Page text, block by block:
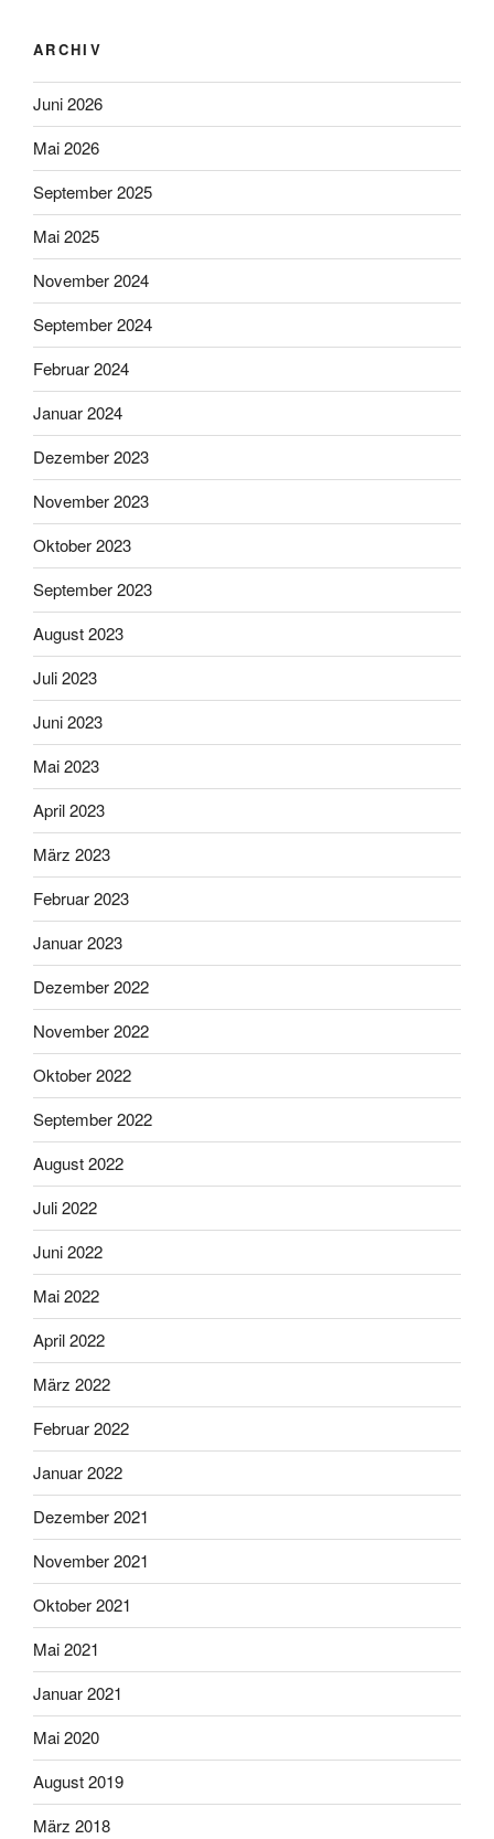
ARCHIV
Juni 2026
Mai 2026
September 2025
Mai 2025
November 2024
September 2024
Februar 2024
Januar 2024
Dezember 2023
November 2023
Oktober 2023
September 2023
August 2023
Juli 2023
Juni 2023
Mai 2023
April 2023
März 2023
Februar 2023
Januar 2023
Dezember 2022
November 2022
Oktober 2022
September 2022
August 2022
Juli 2022
Juni 2022
Mai 2022
April 2022
März 2022
Februar 2022
Januar 2022
Dezember 2021
November 2021
Oktober 2021
Mai 2021
Januar 2021
Mai 2020
August 2019
März 2018